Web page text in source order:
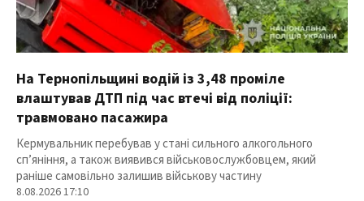
На Тернопільщині водій із 3,48 проміле
влаштував ДТП під час втечі від поліції:
травмовано пасажира
Кермувальник перебував у стані сильного алкогольного
сп’яніння, а також виявився військовослужбовцем, який
раніше самовільно залишив військову частину
8.08.2026 17:10